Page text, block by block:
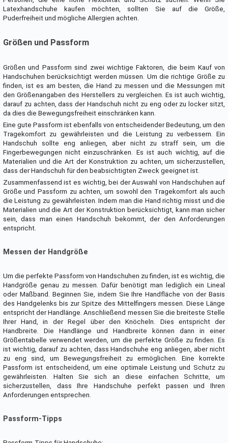
Latexhandschuhe kaufen möchten, sollten Sie auf die Größe,
Puderfreiheit und mögliche Allergien achten.
Größen und Passform
Größen und Passform sind zwei wichtige Faktoren, die beim Kauf von
Handschuhen berücksichtigt werden müssen. Um die richtige Größe zu
finden, ist es am besten, die Hand zu messen und die Messungen mit
den Größenangaben des Herstellers zu vergleichen. Es ist auch wichtig,
darauf zu achten, dass der Handschuh nicht zu eng oder zu locker sitzt,
da dies die Bewegungsfreiheit einschränken kann.
Eine gute Passform ist ebenfalls von entscheidender Bedeutung, um den
Tragekomfort zu gewährleisten und die Leistung zu verbessern. Ein
Handschuh sollte eng anliegen, aber nicht zu straff sein, um die
Fingerbewegungen nicht einzuschränken. Es ist auch wichtig, auf die
Materialien und die Art der Konstruktion zu achten, um sicherzustellen,
dass der Handschuh für den beabsichtigten Zweck geeignet ist.
Zusammenfassend ist es wichtig, bei der Auswahl von Handschuhen auf
Größe und Passform zu achten, um sowohl den Tragekomfort als auch
die Leistung zu gewährleisten. Indem man die Hand richtig misst und die
Materialien und die Art der Konstruktion berücksichtigt, kann man sicher
sein, dass man einen Handschuh bekommt, der den Anforderungen
entspricht.
Messen der Handgröße
Um die perfekte Passform von Handschuhen zu finden, ist es wichtig, die
Handgröße genau zu messen. Dafür benötigt man lediglich ein Lineal
oder Maßband. Beginnen Sie, indem Sie Ihre Handfläche von der Basis
des Handgelenks bis zur Spitze des Mittelfingers messen. Diese Länge
entspricht der Handlänge. Anschließend messen Sie die breiteste Stelle
Ihrer Hand, in der Regel über den Knöcheln. Dies entspricht der
Handbreite. Die Handlänge und Handbreite können dann in einer
Größentabelle verwendet werden, um die perfekte Größe zu finden. Es
ist wichtig, darauf zu achten, dass Handschuhe eng anliegen, aber nicht
zu eng sind, um Bewegungsfreiheit zu ermöglichen. Eine korrekte
Passform ist entscheidend, um eine optimale Leistung und Schutz zu
gewährleisten. Halten Sie sich an diese einfachen Schritte, um
sicherzustellen, dass Ihre Handschuhe perfekt passen und Ihren
Anforderungen entsprechen.
Passform-Tipps